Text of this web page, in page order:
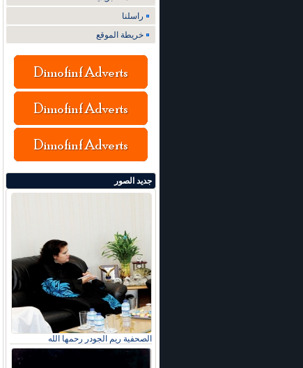
راسلنا
خريطة الموقع
جديد الصور
الصحفية ريم الجودر رحمها الله